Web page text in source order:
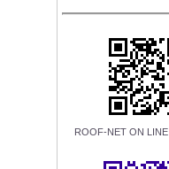
ROOF-NET ON